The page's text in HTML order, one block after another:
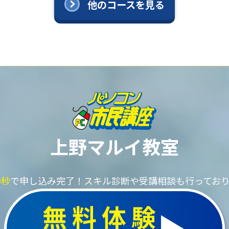
他のコースを見る
上野マルイ教室
で申し込み完了！ スキル診断や受講相談も行ってお
無料体験